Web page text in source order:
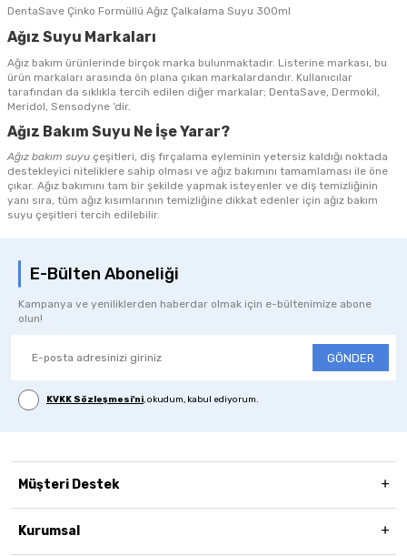
DentaSave Çinko Formüllü Ağız Çalkalama Suyu 300ml
Ağız Suyu Markaları
Ağız bakım ürünlerinde birçok marka bulunmaktadır. Listerine markası, bu
ürün markaları arasında ön plana çıkan markalardandır. Kullanıcılar
tarafından da sıklıkla tercih edilen diğer markalar; DentaSave, Dermokil,
Meridol, Sensodyne ‘dir.
Ağız Bakım Suyu Ne İşe Yarar?
Ağız bakım suyu çeşitleri, diş fırçalama eyleminin yetersiz kaldığı noktada
destekleyici niteliklere sahip olması ve ağız bakımını tamamlaması ile öne
çıkar. Ağız bakımını tam bir şekilde yapmak isteyenler ve diş temizliğinin
yanı sıra, tüm ağız kısımlarının temizliğine dikkat edenler için ağız bakım
suyu çeşitleri tercih edilebilir.
E-Bülten Aboneliği
Kampanya ve yeniliklerden haberdar olmak için e-bültenimize abone
olun!
GÖNDER
KVKK Sözleşmesi'ni, okudum, kabul ediyorum.
Müşteri Destek
Kurumsal